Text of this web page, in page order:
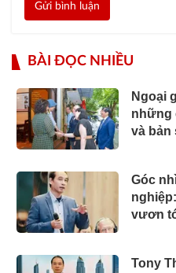
Gửi bình luận
BÀI ĐỌC NHIỀU
Ngoại
những
và bản
Góc
vươn
Tony